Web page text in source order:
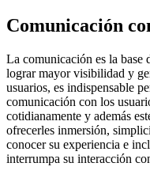
Comunicación
La comunicación es la base
lograr mayor visibilidad y
usuarios, es indispensable
comunicación con los
cotidianamente y además
ofrecerles inmersión,
conocer su experiencia e
interrumpa su interacción